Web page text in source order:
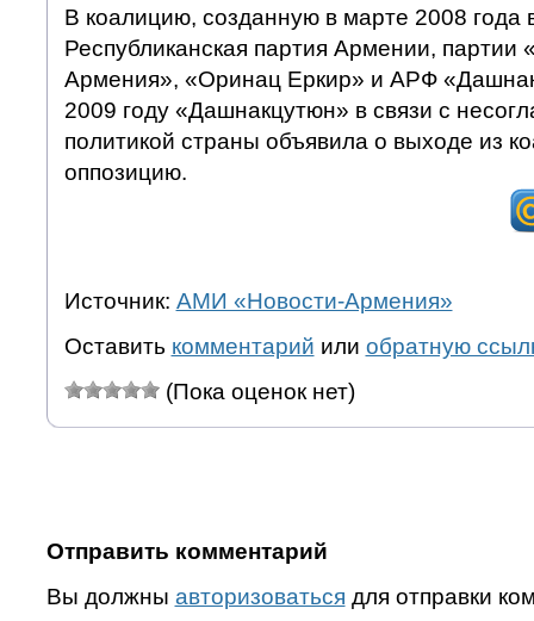
В коалицию, созданную в марте 2008 года
Республиканская партия Армении,
Армения», «Оринац Еркир» и АРФ
2009 году «Дашнакцутюн» в связи с
политикой страны объявила о выходе из
оппозицию.
Источник: АМИ «Новости-Армения»
Оставить комментарий или обратную
(Пока оценок нет)
Отправить комментарий
Вы должны авторизоваться для отправки